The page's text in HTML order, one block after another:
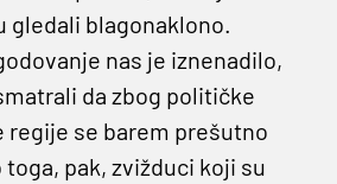
gledali blagonaklono.
nas je iznenadilo,
da zbog političke
regije se barem prešutno
pak, zvižduci koji su